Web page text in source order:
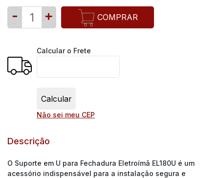
- + COMPRAR
Calcular o Frete
Não sei meu CEP
Descrição
O Suporte em U para Fechadura Eletroímã EL180U é um
acessório indispensável para a instalação segura e